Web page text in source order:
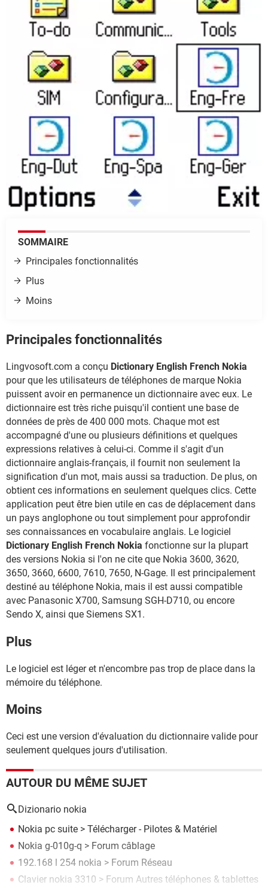
SOMMAIRE
Principales fonctionnalités
Plus
Moins
Principales fonctionnalités
Lingvosoft.com a conçu Dictionary English French Nokia
pour que les utilisateurs de téléphones de marque Nokia
puissent avoir en permanence un dictionnaire avec eux. Le
dictionnaire est très riche puisqu'il contient une base de
données de près de 400 000 mots. Chaque mot est
accompagné d'une ou plusieurs définitions et quelques
expressions relatives à celui-ci. Comme il s'agit d'un
dictionnaire anglais-français, il fournit non seulement la
signification d'un mot, mais aussi sa traduction. De plus, on
obtient ces informations en seulement quelques clics. Cette
application peut être bien utile en cas de déplacement dans
un pays anglophone ou tout simplement pour approfondir
ses connaissances en vocabulaire anglais. Le logiciel
Dictionary English French Nokia fonctionne sur la plupart
des versions Nokia si l'on ne cite que Nokia 3600, 3620,
3650, 3660, 6600, 7610, 7650, N-Gage. Il est principalement
destiné au téléphone Nokia, mais il est aussi compatible
avec Panasonic X700, Samsung SGH-D710, ou encore
Sendo X, ainsi que Siemens SX1.
Plus
Le logiciel est léger et n'encombre pas trop de place dans la
mémoire du téléphone.
Moins
Ceci est une version d'évaluation du dictionnaire valide pour
seulement quelques jours d'utilisation.
AUTOUR DU MÊME SUJET
Dizionario nokia
Nokia pc suite > Télécharger - Pilotes & Matériel
Nokia g-010g-q > Forum câblage
192.168 l 254 nokia > Forum Réseau
Clavier nokia 3310 > Forum Autres téléphones & tablettes